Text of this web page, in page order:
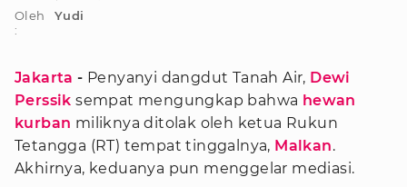
Oleh
:
Yudi
Jakarta - Penyanyi dangdut Tanah Air, Dewi
Perssik sempat mengungkap bahwa hewan
kurban miliknya ditolak oleh ketua Rukun
Tetangga (RT) tempat tinggalnya, Malkan.
Akhirnya, keduanya pun menggelar mediasi.